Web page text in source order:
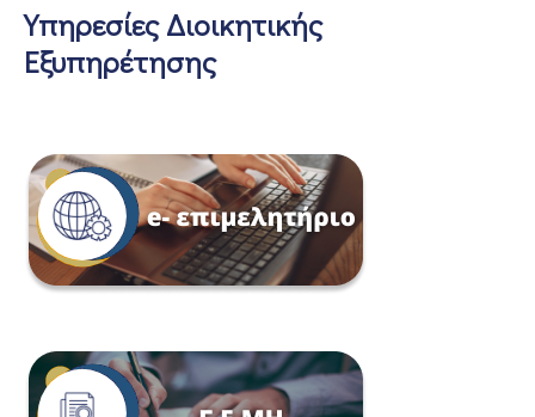
Υπηρεσίες Διοικητικής
Εξυπηρέτησης